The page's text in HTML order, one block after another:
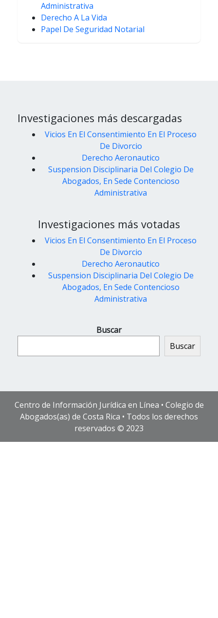
Administrativa
Derecho A La Vida
Papel De Seguridad Notarial
Investigaciones más descargadas
Vicios En El Consentimiento En El Proceso
De Divorcio
Derecho Aeronautico
Suspension Disciplinaria Del Colegio De
Abogados, En Sede Contencioso
Administrativa
Investigaciones más votadas
Vicios En El Consentimiento En El Proceso
De Divorcio
Derecho Aeronautico
Suspension Disciplinaria Del Colegio De
Abogados, En Sede Contencioso
Administrativa
Buscar
Buscar
Centro de Información Jurídica en Línea • Colegio de
Abogados(as) de Costa Rica • Todos los derechos
reservados © 2023